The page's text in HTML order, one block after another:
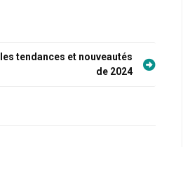
tendances et nouveautés
de 2024